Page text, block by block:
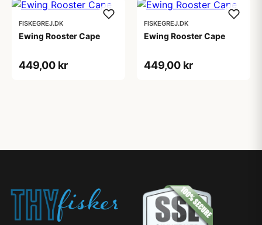
FISKEGREJ.DK
Ewing Rooster Cape
449,00 kr
FISKEGREJ.DK
Ewing Rooster Cape
449,00 kr